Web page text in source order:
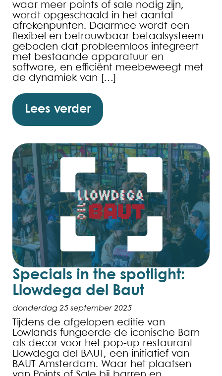
waar meer points of sale nodig zijn,
wordt opgeschaald in het aantal
afrekenpunten. Daarmee wordt een
flexibel en betrouwbaar betaalsysteem
geboden dat probleemloos integreert
met bestaande apparatuur en
software, en efficiënt meebeweegt met
de dynamiek van […]
Lees verder
Specials in the spotlight:
Llowdega del Baut
donderdag 25 september 2025
Tijdens de afgelopen editie van
Lowlands fungeerde de iconische Barn
als decor voor het pop-up restaurant
Llowdega del BAUT, een initiatief van
BAUT Amsterdam. Waar het plaatsen